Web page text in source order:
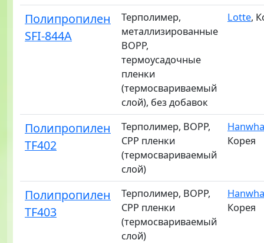
Полипропилен
SFI-844A
Терполимер,
металлизированные
BOPP,
термоусадочные
пленки
(термосвариваемый
слой), без добавок
Lotte,
Полипропилен
TF402
Терполимер, BOPP,
CPP пленки
(термосвариваемый
слой)
Корея
Полипропилен
TF403
Терполимер, BOPP,
CPP пленки
(термосвариваемый
слой)
Корея